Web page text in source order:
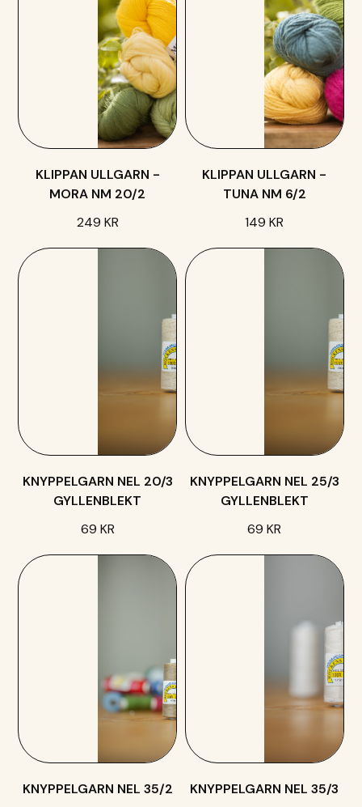
KLIPPAN ULLGARN -
MORA NM 20/2
249 KR
KLIPPAN ULLGARN -
TUNA NM 6/2
149 KR
KNYPPELGARN NEL 20/3
GYLLENBLEKT
69 KR
KNYPPELGARN NEL 25/3
GYLLENBLEKT
69 KR
KNYPPELGARN NEL 35/2
KNYPPELGARN NEL 35/3